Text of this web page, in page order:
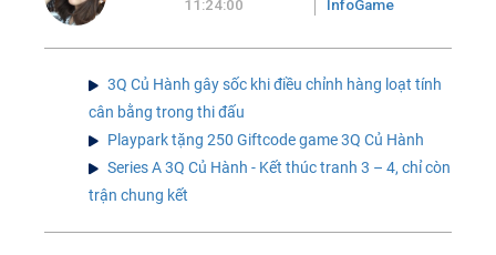
11:24:00
InfoGame
3Q Củ Hành gây sốc khi điều chỉnh hàng loạt tính
cân bằng trong thi đấu
Playpark tặng 250 Giftcode game 3Q Củ Hành
Series A 3Q Củ Hành - Kết thúc tranh 3 – 4, chỉ còn
trận chung kết